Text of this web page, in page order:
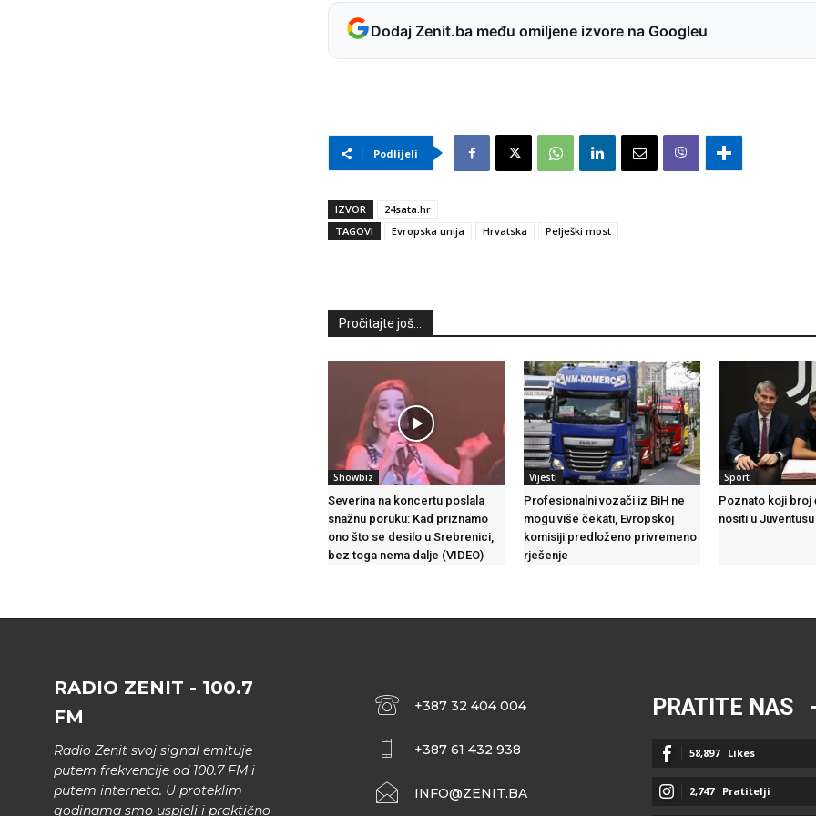
Dodaj Zenit.ba među omiljene izvore na Googleu
Podlijeli
IZVOR
24sata.hr
TAGOVI
Evropska unija Hrvatska Pelješki most
Pročitajte još...
Showbiz
Severina na koncertu poslala
snažnu poruku: Kad priznamo
ono što se desilo u Srebrenici,
bez toga nema dalje (VIDEO)
Vijesti
Profesionalni vozači iz BiH ne
mogu više čekati, Evropskoj
komisiji predloženo privremeno
rješenje
Sport
Poznato koji broj
nositi u Juventusu
RADIO ZENIT - 100.7
FM
Radio Zenit svoj signal emituje
putem frekvencije od 100.7 FM i
putem interneta. U proteklim
godinama smo uspjeli i praktično
+387 32 404 004
+387 61 432 938
INFO@ZENIT.BA
PRATITE NAS
58,897 Likes
2,747 Pratitelji